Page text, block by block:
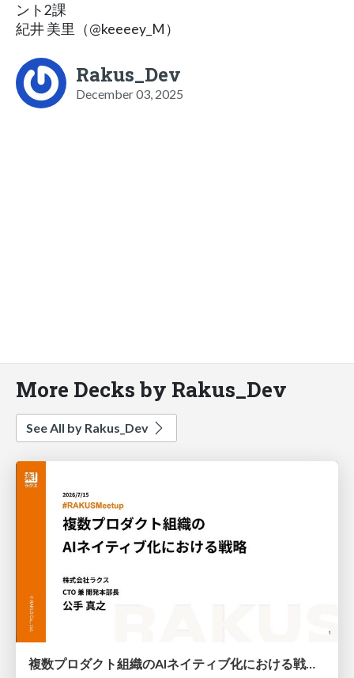
ント2課
紀井 美里（@keeeey_M）
Rakus_Dev
December 03, 2025
More Decks by Rakus_Dev
See All by Rakus_Dev
複数プロダクト組織のAIネイティブ化における戦略 / AICon2026_kude